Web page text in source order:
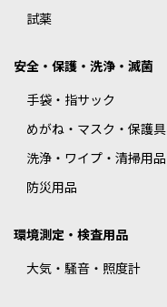
試薬
安全・保護・洗浄・滅菌
手袋・指サック
めがね・マスク・保護具
洗浄・ワイプ・清掃用品
防災用品
環境測定・検査用品
大気・騒音・照度計